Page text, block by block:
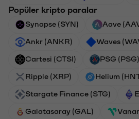
Popüler kripto paralar
Synapse (SYN) Aave
Ankr (ANKR) Waves
Cartesi (CTSI) PSG (PSG)
Ripple (XRP) Helium
Stargate Finance (STG)
Galatasaray (GAL)